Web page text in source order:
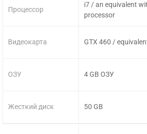
Процессор
Видеокарта
ОЗУ
Жесткий диск
i7 / an equivalent
processor
GTX 460 /
4 GB ОЗУ
50 GB